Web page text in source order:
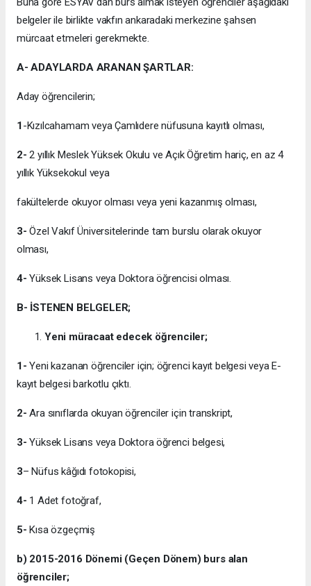
belgeler ile birlikte vakfın ankaradaki merkezine şahsen
mürcaat etmeleri gerekmekte.
A- ADAYLARDA ARANAN ŞARTLAR:
Aday öğrencilerin;
1-Kızılcahamam veya Çamlıdere nüfusuna kayıtlı olması,
2- 2 yıllık Meslek Yüksek Okulu ve Açık Öğretim hariç, en az 4
yıllık Yüksekokul veya
fakültelerde okuyor olması veya yeni kazanmış olması,
3-Özel Vakıf Üniversitelerinde tam burslu olarak okuyor
olması,
4- Yüksek Lisans veya Doktora öğrencisi olması.
B- İSTENEN BELGELER;
Yeni müracaat edecek öğrenciler;
1-Yeni kazanan öğrenciler için; öğrenci kayıt belgesi veya E-
kayıt belgesi barkotlu çıktı.
2-Ara sınıflarda okuyan öğrenciler için transkript,
3- Yüksek Lisans veya Doktora öğrenci belgesi,
3– Nüfus kâğıdı fotokopisi,
4- 1 Adet fotoğraf,
5-Kısa özgeçmiş
b) 2015-2016 Dönemi (Geçen Dönem) burs alan
öğrenciler;